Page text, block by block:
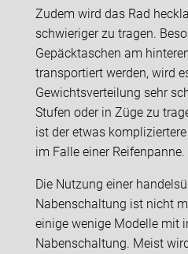
Zudem wird das Rad
schwieriger zu tragen.
Gepäcktaschen am
transportiert werden, wird
Gewichtsverteilung sehr
Stufen oder in Züge zu
ist der etwas
im Falle einer Reifenpanne.
Die Nutzung einer
Nabenschaltung ist nicht
einige wenige Modelle mit
Nabenschaltung. Meist